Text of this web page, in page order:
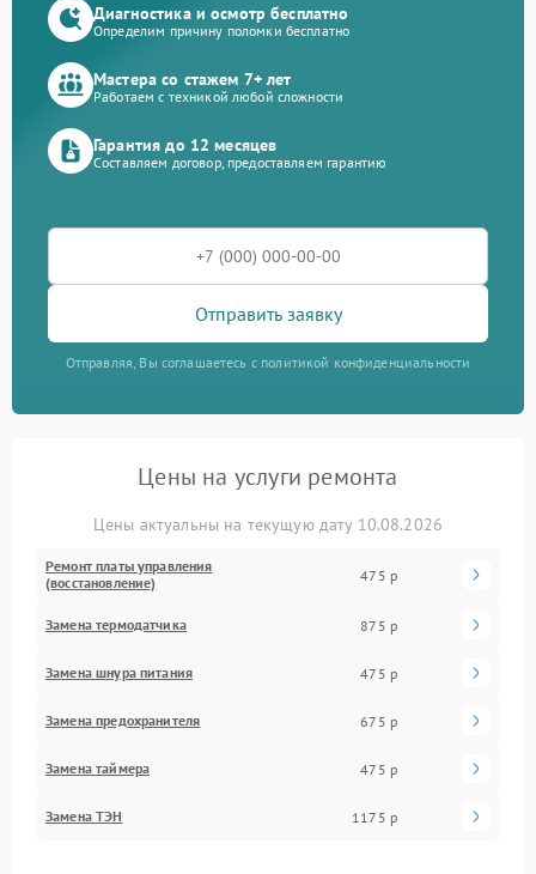
Диагностика и осмотр бесплатно
Определим причину поломки бесплатно
Мастера со стажем 7+ лет
Работаем с техникой любой сложности
Гарантия до 12 месяцев
Составляем договор, предоставляем гарантию
Отправить заявку
Отправляя, Вы соглашаетесь с политикой конфиденциальности
Цены на услуги ремонта
Цены актуальны на текущую дату 10.08.2026
Ремонт платы управления
(восстановление)
475 р
Замена термодатчика 875 р
Замена шнура питания 475 р
Замена предохранителя 675 р
Замена таймера 475 р
Замена ТЭН 1175 р